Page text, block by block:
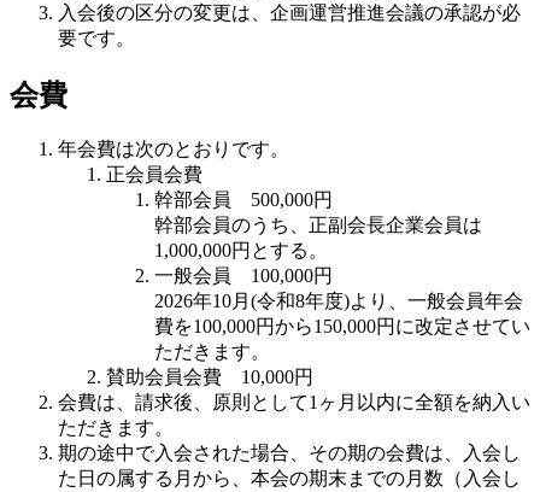
入会後の区分の変更は、企画運営推進会議の承認が必
要です。
会費
年会費は次のとおりです。
正会員会費
幹部会員 500,000円
幹部会員のうち、正副会長企業会員は
1,000,000円とする。
一般会員 100,000円
2026年10月(令和8年度)より、一般会員年会
費を100,000円から150,000円に改定させてい
ただきます。
賛助会員会費 10,000円
会費は、請求後、原則として1ヶ月以内に全額を納入い
ただきます。
期の途中で入会された場合、その期の会費は、入会し
た日の属する月から、本会の期末までの月数（入会し